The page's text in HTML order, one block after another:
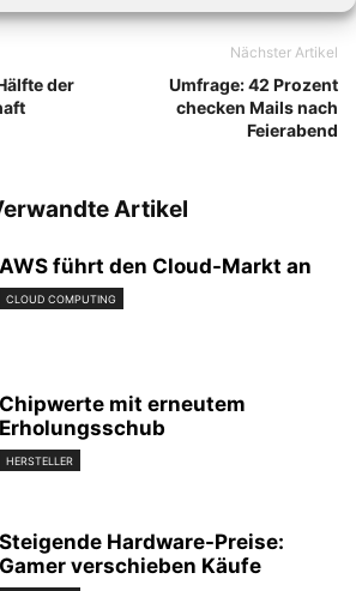
der
Nächster Artikel
Umfrage: 42 Prozent
checken Mails nach
Feierabend
Artikel
AWS führt den Cloud-Markt an
CLOUD COMPUTING
Chipwerte mit erneutem
Erholungsschub
HERSTELLER
Steigende Hardware-Preise:
Gamer verschieben Käufe